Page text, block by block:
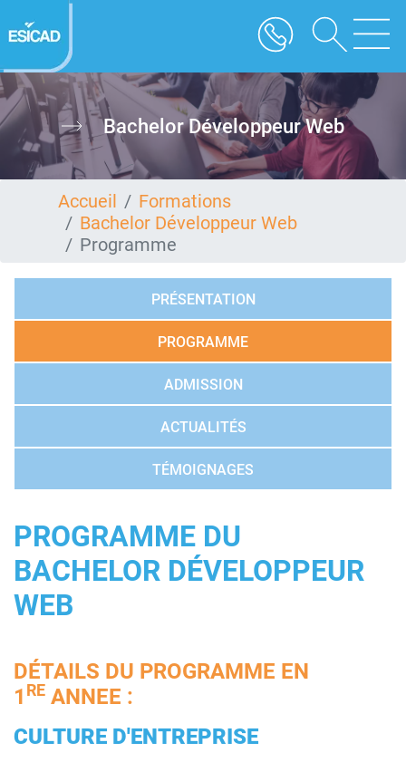
au
contenu
Bachelor Développeur Web
Accueil
Formations
Bachelor Développeur Web
Programme
PRÉSENTATION
PROGRAMME
ADMISSION
ACTUALITÉS
TÉMOIGNAGES
PROGRAMME DU
BACHELOR DÉVELOPPEUR
WEB
DÉTAILS DU PROGRAMME EN
1 RE ANNEE :
CULTURE D'ENTREPRISE